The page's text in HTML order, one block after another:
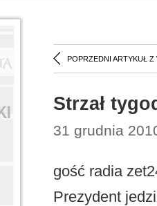
POPRZEDNI ARTYKUŁ Z
Strzał
31 grudnia
gość radia
Prezydent